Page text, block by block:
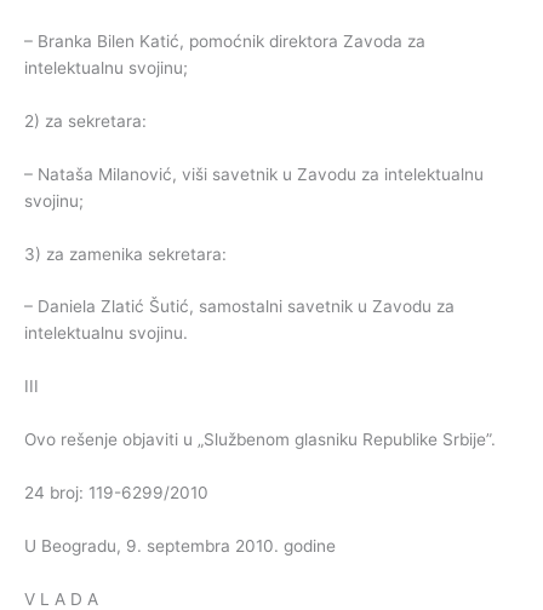
– Branka Bilen Katić, pomoćnik direktora Zavoda za
intelektualnu svojinu;
2) za sekretara:
– Nataša Milanović, viši savetnik u Zavodu za intelektualnu
svojinu;
3) za zamenika sekretara:
– Daniela Zlatić Šutić, samostalni savetnik u Zavodu za
intelektualnu svojinu.
III
Ovo rešenje objaviti u „Službenom glasniku Republike Srbije”.
24 broj: 119-6299/2010
U Beogradu, 9. septembra 2010. godine
V L A D A